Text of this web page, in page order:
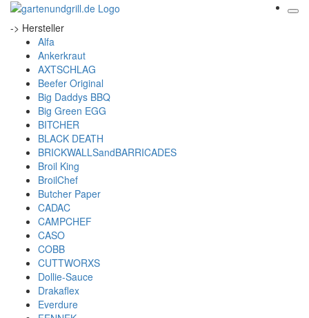
-> Hersteller
Alfa
Ankerkraut
AXTSCHLAG
Beefer Original
Big Daddys BBQ
Big Green EGG
BITCHER
BLACK DEATH
BRICKWALLSandBARRICADES
Broil King
BroilChef
Butcher Paper
CADAC
CAMPCHEF
CASO
COBB
CUTTWORXS
Dollie-Sauce
Drakaflex
Everdure